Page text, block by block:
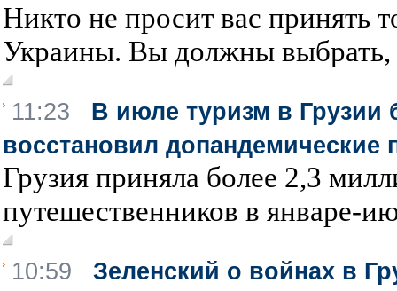
Никто не просит вас принять
Украины. Вы должны выбрать,
11:23 В июле туризм в Грузии
восстановил допандемические
Грузия приняла более 2,3
путешественников в январе-
10:59 Зеленский о войнах в